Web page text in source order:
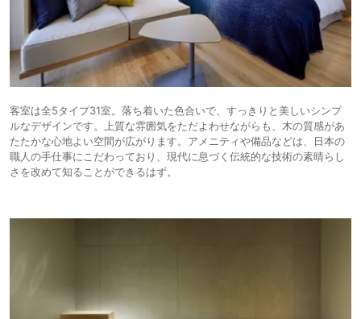
客室は全5タイプ31室。落ち着いた色合いで、すっきりと美しいシンプ
ルなデザインです。上質な雰囲気をただよわせながらも、木の質感があ
たたかな心地よい空間が広がります。アメニティや備品などは、日本の
職人の手仕事にこだわっており、現代に息づく伝統的な技術の素晴らし
さを改めて知ることができるはず。